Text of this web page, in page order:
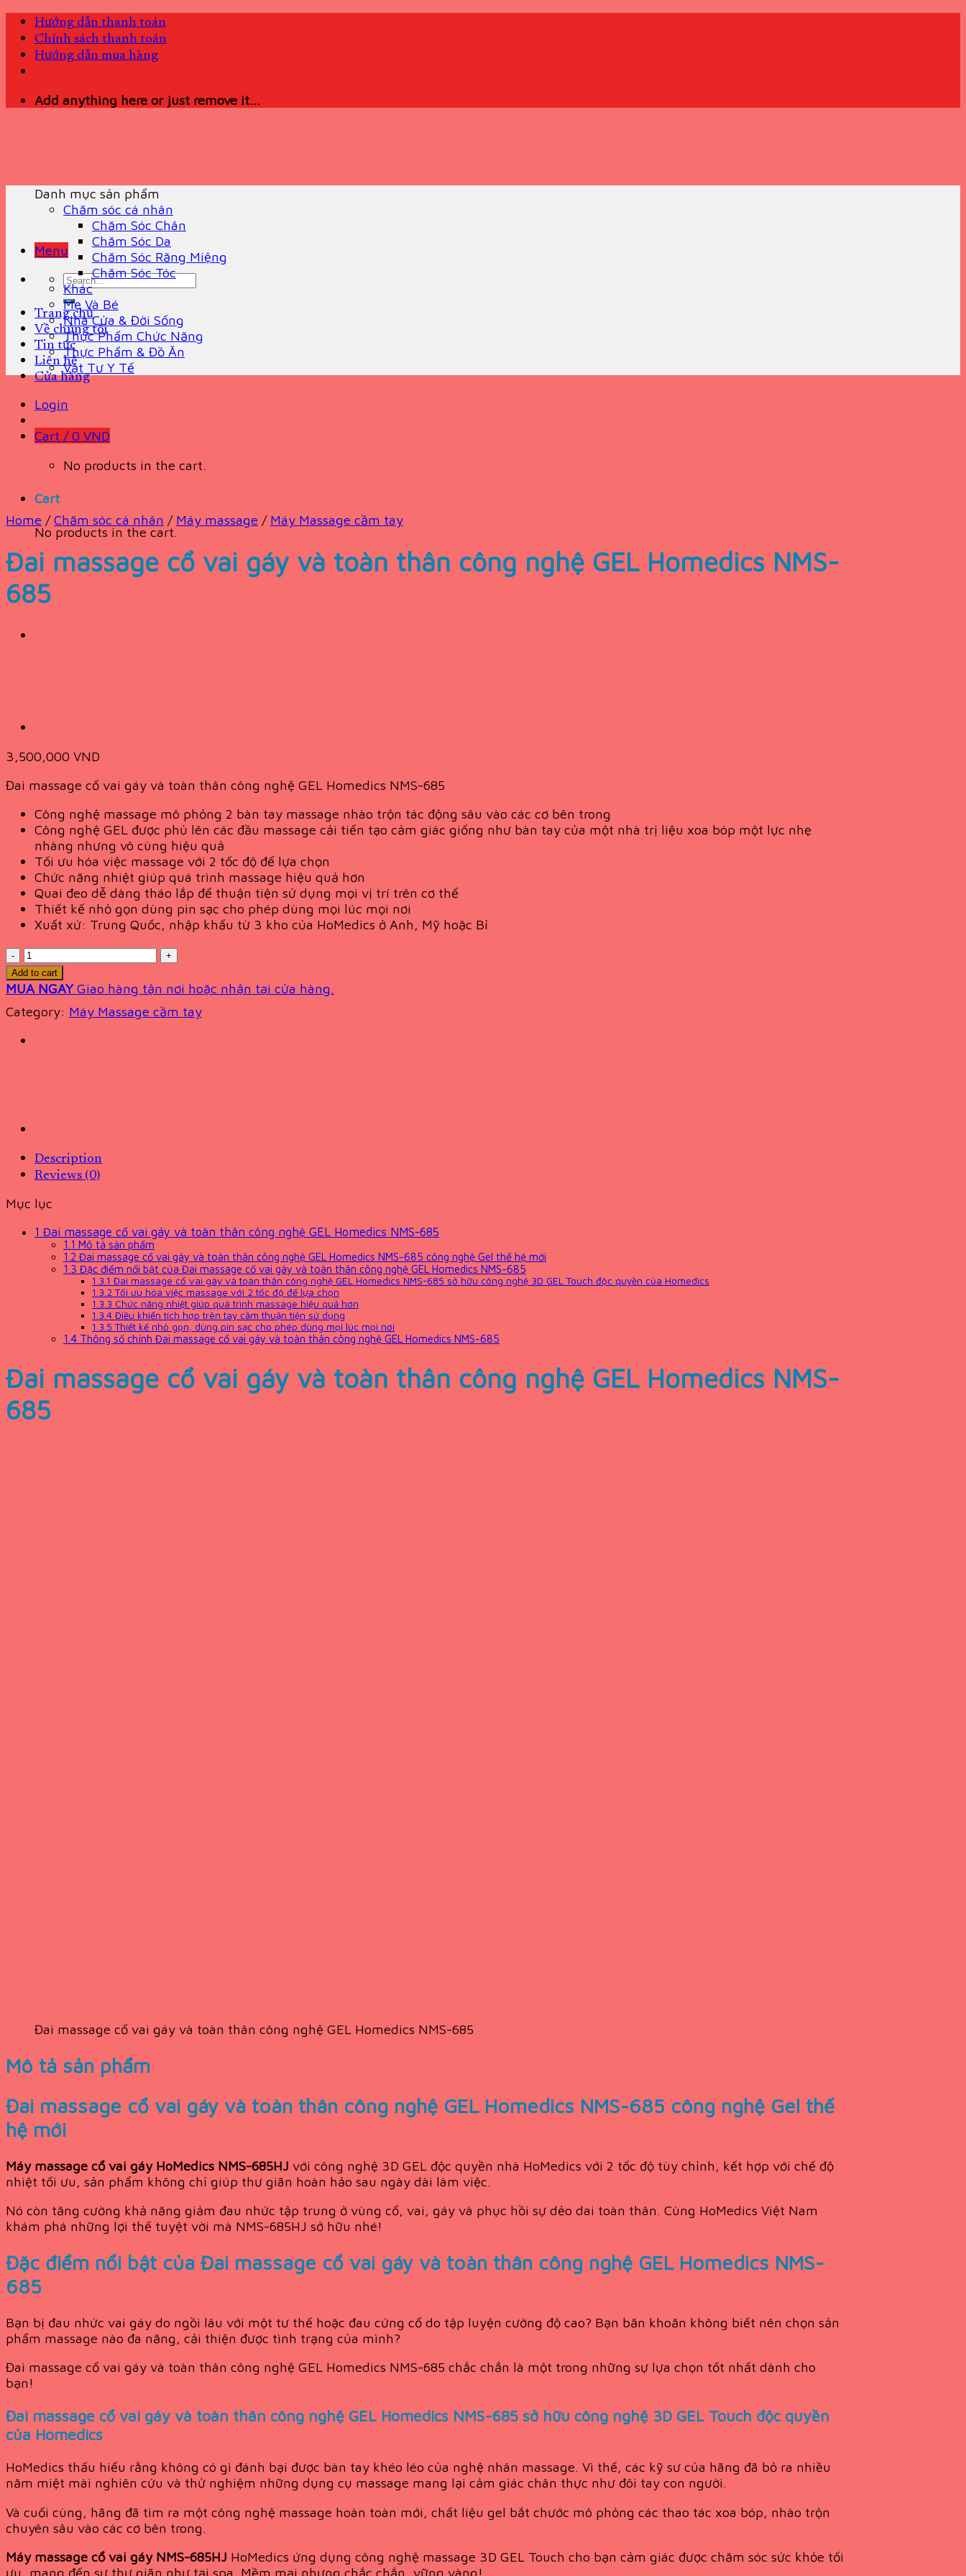
Skip
content
Hướng dẫn thanh toán
Chính sách thanh toán
Hướng dẫn mua hàng
Add anything here or just remove it...
Menu
Search
for:
Trang chủ
Về chúng tôi
Tin tức
Liên hệ
Cửa hàng
Login
Cart /0 VND
No products in the cart.
Cart
No products in the cart.
Danh mục sản phẩm
Chăm sóc cá nhân
Chăm Sóc Chân
Chăm Sóc Da
Chăm Sóc Răng Miệng
Chăm Sóc Tóc
Khác
Mẹ Và Bé
Nhà Cửa & Đời Sống
Thực Phẩm Chức Năng
Thực Phẩm & Đồ Ăn
Vật Tư Y Tế
Home / Chăm sóc cá nhân / Máy massage / Máy Massage cầm tay
Đai massage cổ vai gáy và toàn thân công nghệ GEL Homedics NMS-
685
3,500,000 VND
Đai massage cổ vai gáy và toàn thân công nghệ GEL Homedics NMS-685
Công nghệ massage mô phỏng 2 bàn tay massage nhào trộn tác động sâu vào các cơ bên trong
Công nghệ GEL được phủ lên các đầu massage cải tiến tạo cảm giác giống như bàn tay của một nhà trị liệu xoa bóp một lực nhẹ
nhàng nhưng vô cùng hiệu quả
Tối ưu hóa việc massage với 2 tốc độ để lựa chọn
Chức năng nhiệt giúp quá trình massage hiệu quả hơn
Quai đeo dễ dàng tháo lắp để thuận tiện sử dụng mọi vị trí trên cơ thể
Thiết kế nhỏ gọn dùng pin sạc cho phép dùng mọi lúc mọi nơi
Xuất xứ: Trung Quốc, nhập khẩu từ 3 kho của HoMedics ở Anh, Mỹ hoặc Bỉ
Quantity
Add to cart
MUA NGAY Giao hàng tận nơi hoặc nhận tại cửa hàng.
Category: Máy Massage cầm tay
Description
Reviews (0)
Mục lục
1 Đai massage cổ vai gáy và toàn thân công nghệ GEL Homedics NMS-685
1.1 Mô tả sản phẩm
1.2 Đai massage cổ vai gáy và toàn thân công nghệ GEL Homedics NMS-685 công nghệ Gel thế hệ mới
1.3 Đặc điểm nổi bật của Đai massage cổ vai gáy và toàn thân công nghệ GEL Homedics NMS-685
1.3.1 Đai massage cổ vai gáy và toàn thân công nghệ GEL Homedics NMS-685 sở hữu công nghệ 3D GEL Touch độc quyền của Homedics
1.3.2 Tối ưu hóa việc massage với 2 tốc độ để lựa chọn
1.3.3 Chức năng nhiệt giúp quá trình massage hiệu quả hơn
1.3.4 Điều khiển tích hợp trên tay cầm thuận tiện sử dụng
1.3.5 Thiết kế nhỏ gọn, dùng pin sạc cho phép dùng mọi lúc mọi nơi
1.4 Thông số chính Đai massage cổ vai gáy và toàn thân công nghệ GEL Homedics NMS-685
Đai massage cổ vai gáy và toàn thân công nghệ GEL Homedics NMS-
685
Đai massage cổ vai gáy và toàn thân công nghệ GEL Homedics NMS-685
Mô tả sản phẩm
Đai massage cổ vai gáy và toàn thân công nghệ GEL Homedics NMS-685 công nghệ Gel thế
hệ mới
Máy massage cổ vai gáy HoMedics NMS-685HJ với công nghệ 3D GEL độc quyền nhà HoMedics với 2 tốc độ tùy chỉnh, kết hợp với chế độ
nhiệt tối ưu, sản phẩm không chỉ giúp thư giãn hoàn hảo sau ngày dài làm việc.
Nó còn tăng cường khả năng giảm đau nhức tập trung ở vùng cổ, vai, gáy và phục hồi sự dẻo dai toàn thân. Cùng HoMedics Việt Nam
khám phá những lợi thế tuyệt vời mà NMS-685HJ sở hữu nhé!
Đặc điểm nổi bật của Đai massage cổ vai gáy và toàn thân công nghệ GEL Homedics NMS-
685
Bạn bị đau nhức vai gáy do ngồi lâu với một tư thế hoặc đau cứng cổ do tập luyện cường độ cao? Bạn băn khoăn không biết nên chọn sản
phẩm massage nào đa năng, cải thiện được tình trạng của mình?
Đai massage cổ vai gáy và toàn thân công nghệ GEL Homedics NMS-685 chắc chắn là một trong những sự lựa chọn tốt nhất dành cho
bạn!
Đai massage cổ vai gáy và toàn thân công nghệ GEL Homedics NMS-685 sở hữu công nghệ 3D GEL Touch độc quyền
của Homedics
HoMedics thấu hiểu rằng không có gì đánh bại được bàn tay khéo léo của nghệ nhân massage. Vì thế, các kỹ sư của hãng đã bỏ ra nhiều
năm miệt mài nghiên cứu và thử nghiệm những dụng cụ massage mang lại cảm giác chân thực như đôi tay con người.
Và cuối cùng, hãng đã tìm ra một công nghệ massage hoàn toàn mới, chất liệu gel bắt chước mô phỏng các thao tác xoa bóp, nhào trộn
chuyên sâu vào các cơ bên trong.
Máy massage cổ vai gáy NMS-685HJ HoMedics ứng dụng công nghệ massage 3D GEL Touch cho bạn cảm giác được chăm sóc sức khỏe tối
ưu, mang đến sự thư giãn như tại spa. Mềm mại nhưng chắc chắn, vững vàng!